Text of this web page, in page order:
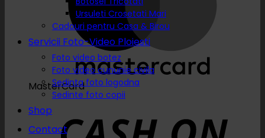
MasterCard
Ursuleti Crosetati Mari
Cadouri pentru Casa & Birou
Servicii Foto-Video Ploiesti
Foto video botez
Foto video cununie civila
Sedinta foto logodna
Sedinte foto copii
Shop
Contact